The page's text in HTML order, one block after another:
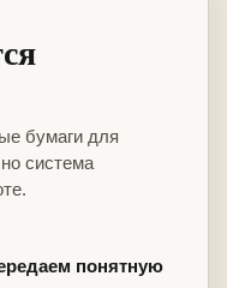
бумаги для
система
понятную